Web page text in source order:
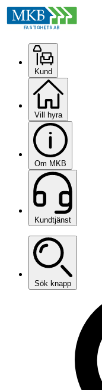
Kund
Vill hyra
Om MKB
Kundtjänst
Sök knapp